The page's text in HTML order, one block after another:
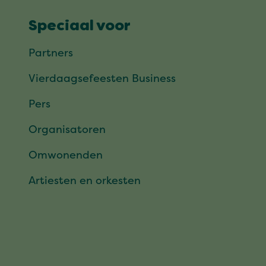
Speciaal voor
Partners
Vierdaagsefeesten Business
Pers
Organisatoren
Omwonenden
Artiesten en orkesten